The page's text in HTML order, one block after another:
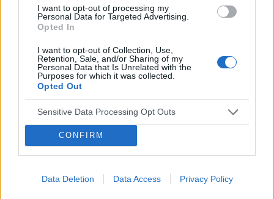
I want to opt-out of processing my
Personal Data for Targeted Advertising.
Opted In
I want to opt-out of Collection, Use,
Retention, Sale, and/or Sharing of my
Personal Data that Is Unrelated with the
Purposes for which it was collected.
Opted Out
Sensitive Data Processing Opt Outs
CONFIRM
Data Deletion Data Access Privacy Policy